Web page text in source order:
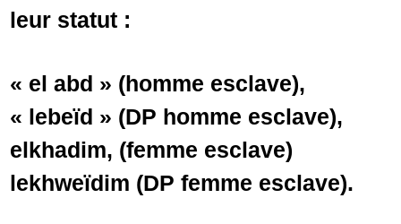
leur statut :
« el abd » (homme esclave),
« lebeïd » (DP homme esclave),
elkhadim, (femme esclave)
lekhweïdim (DP femme esclave).